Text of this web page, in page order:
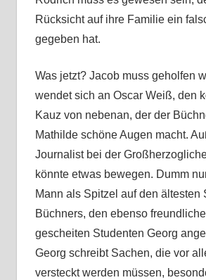
Rücksicht auf ihre Familie ein
gegeben hat.
Was jetzt? Jacob muss geholfen
wendet sich an Oscar Weiß, den
Kauz von nebenan, der der
Mathilde schöne Augen macht.
Journalist bei der
könnte etwas bewegen. Dumm
Mann als Spitzel auf den ältesten
Büchners, den ebenso
gescheiten Studenten Georg
Georg schreibt Sachen, die vor
versteckt werden müssen,